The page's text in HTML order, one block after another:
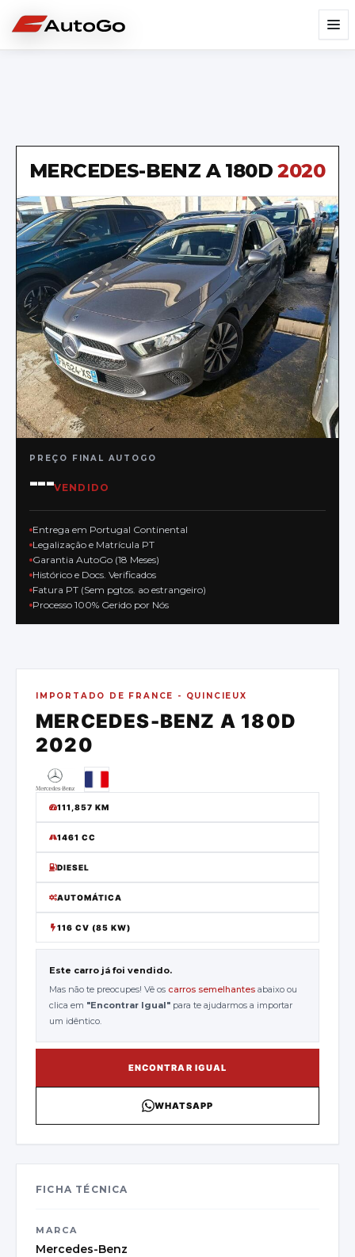
MERCEDES-BENZ A 180D 2020
PREÇO FINAL AUTOGO
---VENDIDO
Entrega em Portugal Continental
Legalização e Matrícula PT
Garantia AutoGo (18 Meses)
Histórico e Docs. Verificados
Fatura PT (Sem pgtos. ao estrangeiro)
Processo 100% Gerido por Nós
IMPORTADO DE FRANCE - QUINCIEUX
MERCEDES-BENZ A 180D
2020
111,857 KM
1461 CC
DIESEL
AUTOMÁTICA
116 CV (85 KW)
Este carro já foi vendido.
Mas não te preocupes! Vê os carros semelhantes abaixo ou
clica em "Encontrar Igual" para te ajudarmos a importar
um idêntico.
ENCONTRAR IGUAL
WHATSAPP
FICHA TÉCNICA
MARCA
Mercedes-Benz